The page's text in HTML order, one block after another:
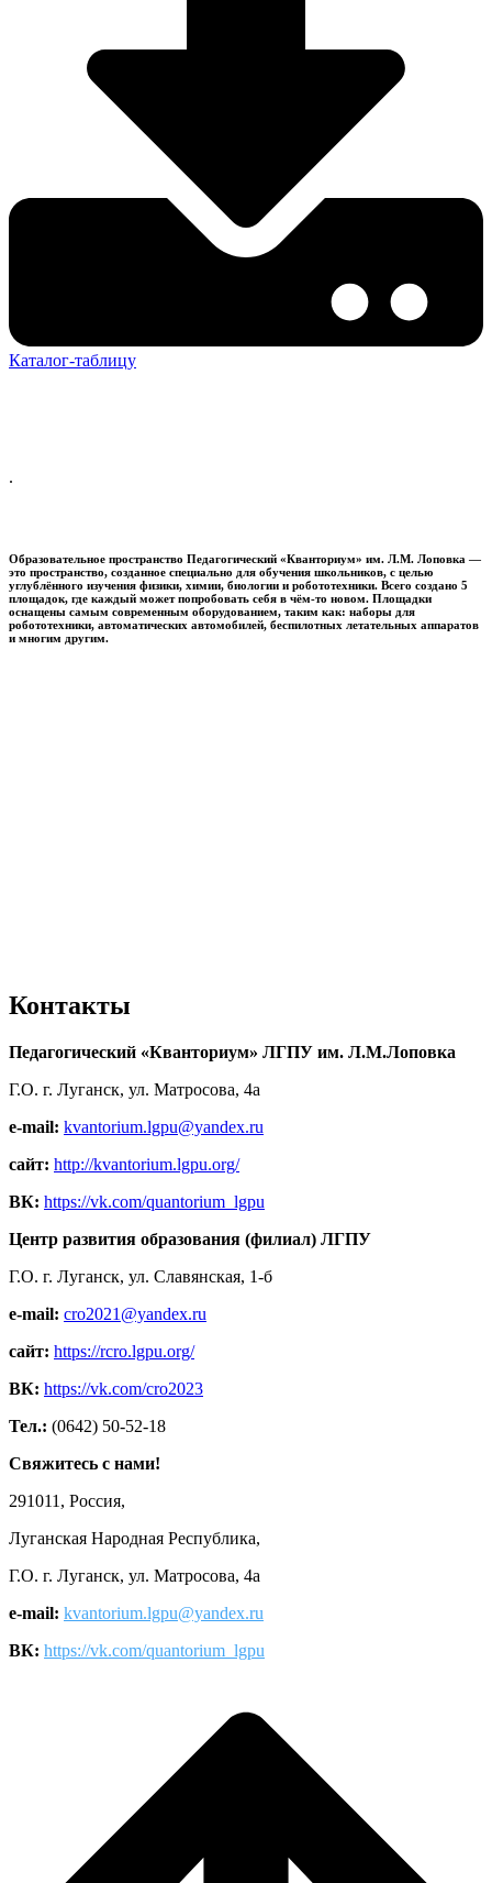
Каталог-таблицу
.
Образовательное пространство Педагогический «Кванториум» им. Л.М. Лоповка —
это пространство, созданное специально для обучения школьников, с целью
углублённого изучения физики, химии, биологии и робототехники. Всего создано 5
площадок, где каждый может попробовать себя в чём-то новом. Площадки
оснащены самым современным оборудованием, таким как: наборы для
робототехники, автоматических автомобилей, беспилотных летательных аппаратов
и многим другим.
Контакты
Педагогический «Кванториум» ЛГПУ им. Л.М.Лоповка
Г.О. г. Луганск, ул. Матросова, 4а
e-mail: kvantorium.lgpu@yandex.ru
сайт: http://kvantorium.lgpu.org/
ВК: https://vk.com/quantorium_lgpu
Центр развития образования (филиал) ЛГПУ
Г.О. г. Луганск, ул. Славянская, 1-б
e-mail: cro2021@yandex.ru
сайт: https://rcro.lgpu.org/
ВК: https://vk.com/cro2023
Тел.: (0642) 50-52-18
Свяжитесь с нами!
291011, Россия,
Луганская Народная Республика,
Г.О. г. Луганск, ул. Матросова, 4а
e-mail: kvantorium.lgpu@yandex.ru
ВК: https://vk.com/quantorium_lgpu